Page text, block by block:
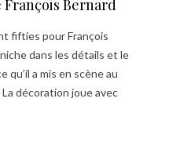
François Bernard
fifties pour François
dans les détails et le
qu’il a mis en scène au
décoration joue avec